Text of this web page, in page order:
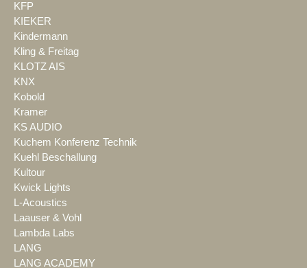
KFP
KIEKER
Kindermann
Kling & Freitag
KLOTZ AIS
KNX
Kobold
Kramer
KS AUDIO
Kuchem Konferenz Technik
Kuehl Beschallung
Kultour
Kwick Lights
L-Acoustics
Laauser & Vohl
Lambda Labs
LANG
LANG ACADEMY